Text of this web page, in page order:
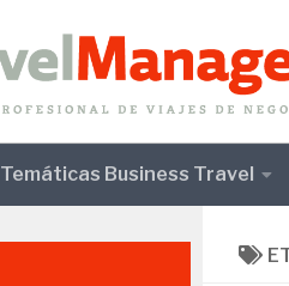
Temáticas Business Travel